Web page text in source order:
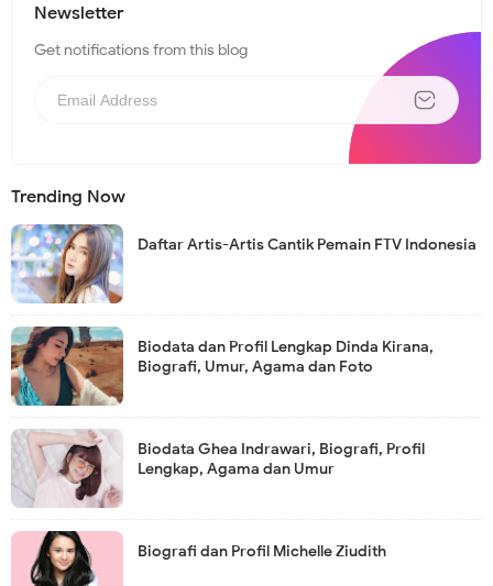
Newsletter
Get notifications from this blog
Trending Now
Daftar Artis-Artis Cantik Pemain FTV Indonesia
Biodata dan Profil Lengkap Dinda Kirana,
Biografi, Umur, Agama dan Foto
Biodata Ghea Indrawari, Biografi, Profil
Lengkap, Agama dan Umur
Biografi dan Profil Michelle Ziudith